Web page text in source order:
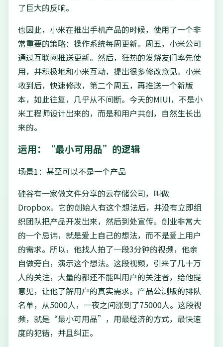
了巨大的反响。
也因此，小米在推出手机产品的时候，使用了一个非
常重要的策略：操作系统每周更新。周五，小米公司
通过互联网推送更新。然后，狂热的发烧友们率先使
用，并积极地和小米互动，提出很多修改意见。小米
收到后，快速修改，第二个周五，再推送一个新版
本，如此往复，几乎从不间断。今天的MIUI，不是小
米工程师设计出来的，而是和用户共创，自然生长出
来的。
运用：“最小可用品”的逻辑
场景1：甚至可以不是一个产品
硅谷有一家做文件分享的云存储公司，叫做
Dropbox。它的创始人有这个想法后，并没有立即组
织团队把产品开发出来，然后到处宣传。创业非常大
的一个忌讳，就是爱上自己的想法，而不是爱上用户
的需求。所以，他找人拍了一段3分钟的视频，他亲
自做旁白，演示这个想法。这段视频，引来了几十万
人的关注，大量的都还不能叫用户的关注者，给他提
意见，让他了解用户的真实需求。产品公测版的排队
名单，从5000人，一夜之间涨到了75000人。这段视
频，就是“最小可用品”，用最经济的方式，最快速
度的犯错，并且纠正。